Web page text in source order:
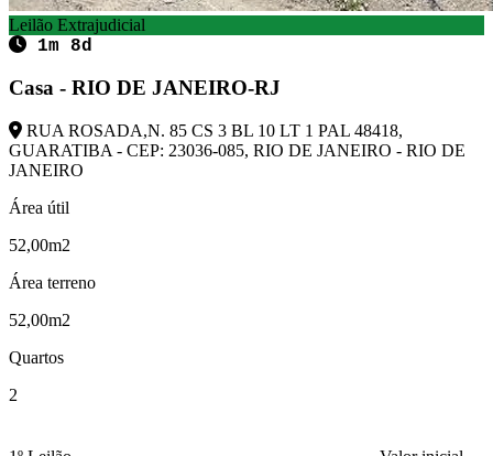
Leilão Extrajudicial
1m 8d
Casa - RIO DE JANEIRO-RJ
RUA ROSADA,N. 85 CS 3 BL 10 LT 1 PAL 48418,
GUARATIBA - CEP: 23036-085, RIO DE JANEIRO - RIO DE
JANEIRO
Área útil
52,00m2
Área terreno
52,00m2
Quartos
2